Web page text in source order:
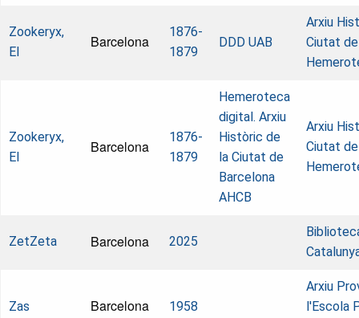
Zookeryx,
El
Barcelona
1876-
1879
DDD UAB
Arxiu
Ciutat
Zookeryx,
El
Barcelona
1876-
1879
Hemeroteca
digital. Arxiu
Històric de
la Ciutat de
Barcelona
AHCB
Arxiu
Ciutat
ZetZeta Barcelona 2025
Zas Barcelona 1958
Arxiu
l'Escola